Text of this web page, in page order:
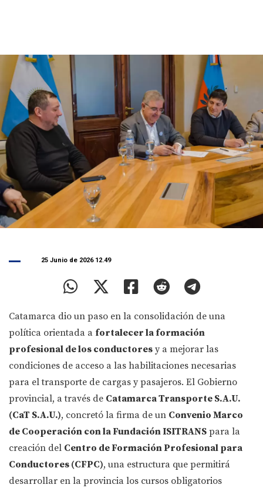
25 Junio de 2026 12.49
Catamarca dio un paso en la consolidación de una
política orientada a fortalecer la formación
profesional de los conductores y a mejorar las
condiciones de acceso a las habilitaciones necesarias
para el transporte de cargas y pasajeros. El Gobierno
provincial, a través de Catamarca Transporte S.A.U.
(CaT S.A.U.), concretó la firma de un Convenio Marco
de Cooperación con la Fundación ISITRANS para la
creación del Centro de Formación Profesional para
Conductores (CFPC), una estructura que permitirá
desarrollar en la provincia los cursos obligatorios